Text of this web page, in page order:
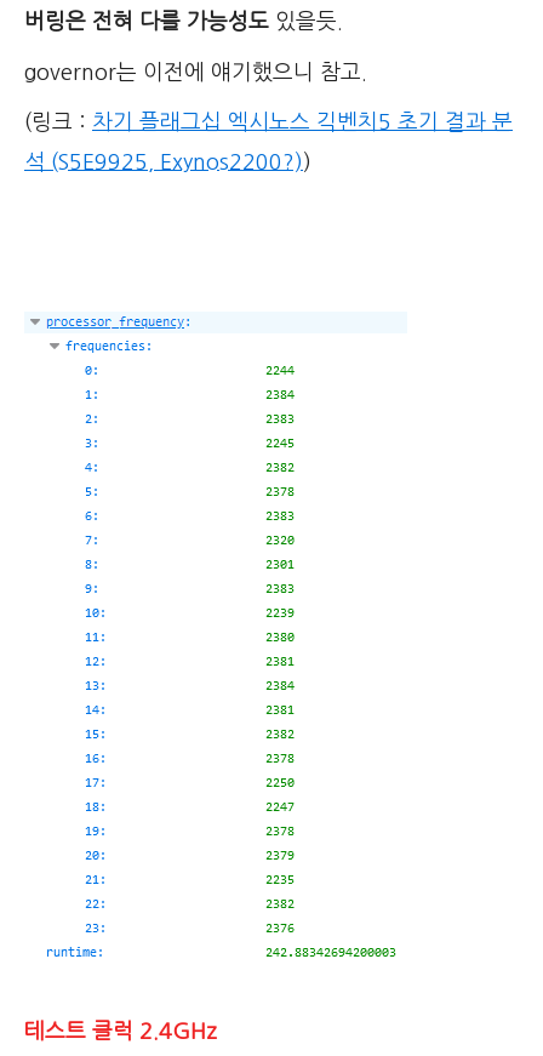
버링은 전혀 다를 가능성도 있을듯.
governor는 이전에 얘기했으니 참고.
(링크 : 차기 플래그십 엑시노스 긱벤치5 초기 결과 분
석 (S5E9925, Exynos2200?) )
테스트 클럭 2.4GHz